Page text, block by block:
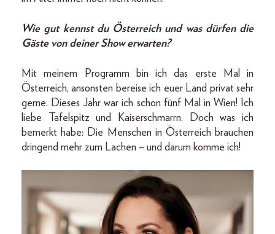
Wie gut kennst du Österreich und was dürfen die
Gäste von deiner Show erwarten?
Mit meinem Programm bin ich das erste Mal in
Österreich, ansonsten bereise ich euer Land privat sehr
gerne. Dieses Jahr war ich schon fünf Mal in Wien! Ich
liebe Tafelspitz und Kaiserschmarrn. Doch was ich
bemerkt habe: Die Menschen in Österreich brauchen
dringend mehr zum Lachen – und darum komme ich!